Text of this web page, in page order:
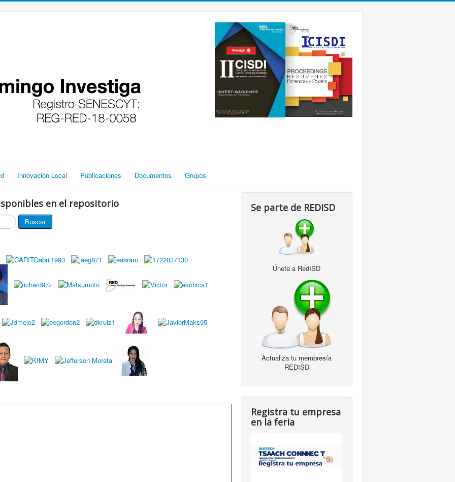
Innovación Local Publicaciones Documentos Grupos
en el repositorio
Buscar
Se parte de REDISD
Únete a RedISD
Actualiza tu membresía
REDISD
Registra tu empresa
en la feria